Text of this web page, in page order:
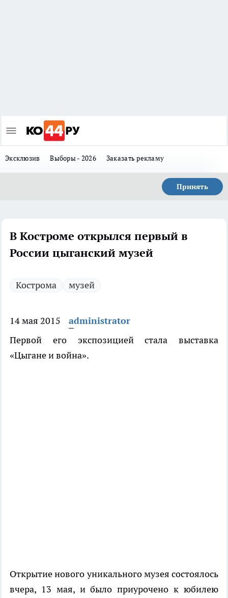
Эксклюзив Выборы - 2026 Заказать рекламу
Принять
В Костроме открылся первый в
России цыганский музей
Кострома музей
14 мая 2015
administrator
Первой его экспозицией стала выставка
«Цыгане и война».
Открытие нового уникального музея состоялось
вчера, 13 мая, и было приурочено к юбилею